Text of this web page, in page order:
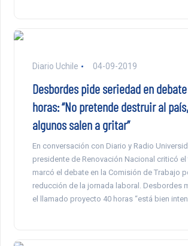
Diario Uchile 04-09-2019
Desbordes pide seriedad en
horas: “No pretende destruir al
algunos salen a gritar”
En conversación con Diario y Radio
presidente de Renovación Nacional criticó
marcó el debate en la Comisión de Trabajo
reducción de la jornada laboral. Desbordes
el llamado proyecto 40 horas “está bien